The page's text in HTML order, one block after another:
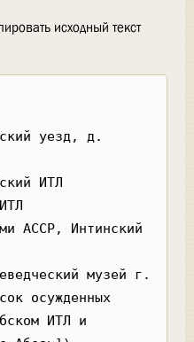
исходный текст